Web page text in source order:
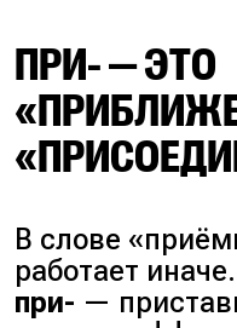
ПРИ- — ЭТО
В слове
работает
при- —